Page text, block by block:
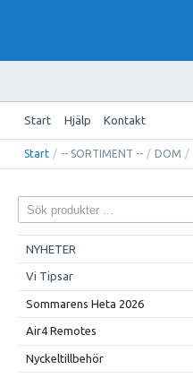
Start Hjälp Kontakt
Start / -- SORTIMENT -- / DOM /
NYHETER
Vi Tipsar
Sommarens Heta 2026
Air4 Remotes
Nyckeltillbehör